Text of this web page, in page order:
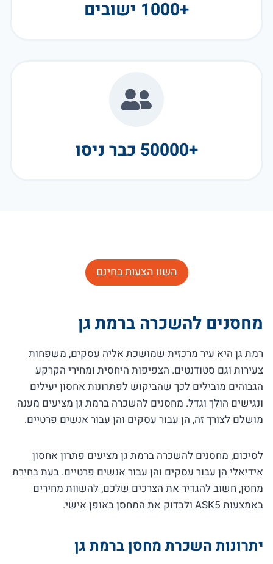
+1000 ישובים
+50000 כבר ניסו
השוו הצעות בחינם
מחסנים להשכרה ברמת גן
רמת גן היא עיר מרכזית שמושכת אליה עסקים, משפחות
צעירות וגם סטודנטים. הצפיפות היחסית ומחירי הקרקע
הגבוהים מובילים לכך שהביקוש לפתרונות אחסון יעילים
ונגישים הולך וגדל. מחסנים להשכרה ברמת גן מציעים מענה
מושלם לצורך זה, הן עבור עסקים והן עבור אנשים פרטיים.
לסיכום, מחסנים להשכרה ברמת גן מציעים פתרון אחסון
אידיאלי הן עבור עסקים והן עבור אנשים פרטיים. בעת בחירת
מחסן, חשוב להגדיר את הצרכים שלכם, להשוות מחירים
באמצעות ASK5 ולבדוק את המחסן באופן אישי.
יתרונות השכרת מחסן ברמת גן